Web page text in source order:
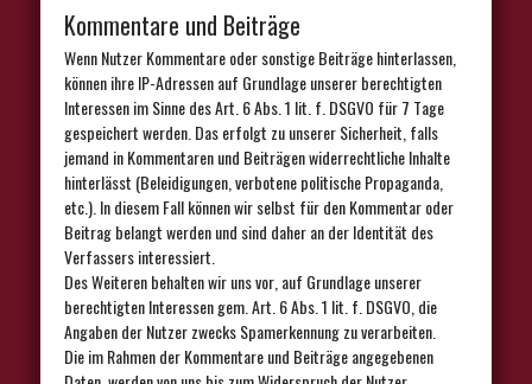
Kommentare und Beiträge
Wenn Nutzer Kommentare oder sonstige Beiträge hinterlassen,
können ihre IP-Adressen auf Grundlage unserer berechtigten
Interessen im Sinne des Art. 6 Abs. 1 lit. f. DSGVO für 7 Tage
gespeichert werden. Das erfolgt zu unserer Sicherheit, falls
jemand in Kommentaren und Beiträgen widerrechtliche Inhalte
hinterlässt (Beleidigungen, verbotene politische Propaganda,
etc.). In diesem Fall können wir selbst für den Kommentar oder
Beitrag belangt werden und sind daher an der Identität des
Verfassers interessiert.
Des Weiteren behalten wir uns vor, auf Grundlage unserer
berechtigten Interessen gem. Art. 6 Abs. 1 lit. f. DSGVO, die
Angaben der Nutzer zwecks Spamerkennung zu verarbeiten.
Die im Rahmen der Kommentare und Beiträge angegebenen